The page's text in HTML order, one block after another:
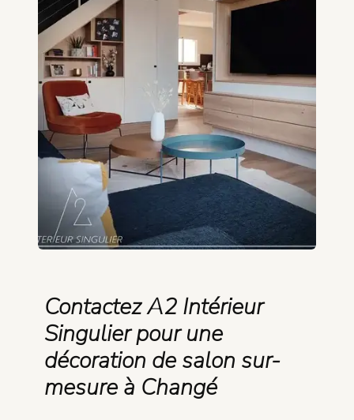
Contactez A2 Intérieur
Singulier pour une
décoration de salon sur-
mesure à Changé